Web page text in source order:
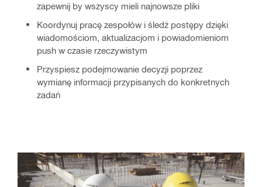
zapewnij by wszyscy mieli najnowsze pliki
Koordynuj pracę zespołów i śledź postępy dzięki
wiadomościom, aktualizacjom i powiadomieniom
push w czasie rzeczywistym
Przyspiesz podejmowanie decyzji poprzez
wymianę informacji przypisanych do konkretnych
zadań